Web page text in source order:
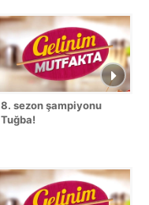
8. sezon şampiyonu
Tuğba!